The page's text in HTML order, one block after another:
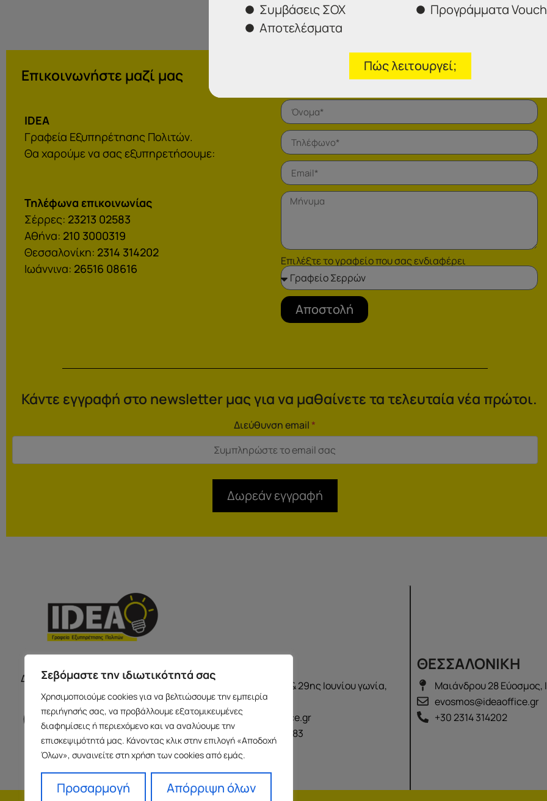
Σεβόμαστε την ιδιωτικότητά σας
Χρησιμοποιούμε cookies για να βελτιώσουμε την εμπειρία
περιήγησής σας, να προβάλλουμε εξατομικευμένες
διαφημίσεις ή περιεχόμενο και να αναλύουμε την
επισκεψιμότητά μας. Κάνοντας κλικ στην επιλογή «Αποδοχή
Όλων», συναινείτε στη χρήση των cookies από εμάς.
Προσαρμογή Απόρριψη όλων
Επικοινωνήστε μαζί μας
IDEA
Γραφεία Εξυπηρέτησης Πολιτών.
Θα χαρούμε να σας εξυπηρετήσουμε:
Τηλέφωνα επικοινωνίας
Σέρρες: 23213 02583
Αθήνα: 210 3000319
Θεσσαλονίκη: 2314 314202
Ιωάννινα: 26516 08616
Επιλέξτε το γραφείο που σας ενδιαφέρει
Αποστολή
Κάντε εγγραφή στο newsletter μας για να μαθαίνετε τα τελευταία νέα πρώτοι.
Διεύθυνση email*
Δωρεάν εγγραφή
Δευτέρα με Παρασκευή 09:00-17:00
Παύλου Μελά & 29ης Ιουνίου γωνία,
Ισόγειο 62100
info@ideaoffice.gr
+30 23213 02583
ΘΕΣΣΑΛΟΝΙΚΗ
Μαιάνδρου 28 Εύοσμος,
evosmos@ideaoffice.gr
+30 2314 314202
Συμβάσεις ΣΟΧ
Αποτελέσματα
Προγράμματα
Πώς λειτουργεί;